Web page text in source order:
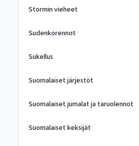
Stormin vieheet
Sudenkorennot
Sukellus
Suomalaiset järjestöt
Suomalaiset jumalat ja taruolennot
Suomalaiset keksijät